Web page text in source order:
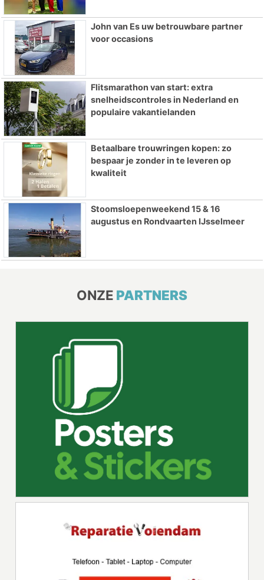
John van Es uw betrouwbare partner
voor occasions
Flitsmarathon van start: extra
snelheidscontroles in Nederland en
populaire vakantielanden
Betaalbare trouwringen kopen: zo
bespaar je zonder in te leveren op
kwaliteit
Stoomsloepenweekend 15 & 16
augustus en Rondvaarten IJsselmeer
ONZE PARTNERS